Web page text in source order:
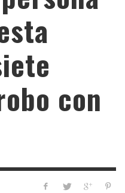
con